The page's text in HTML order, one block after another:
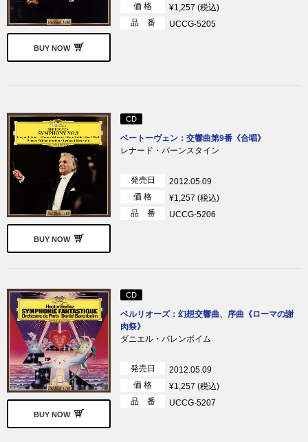
BUY NOW
価 格
¥1,257 (税込)
品 番
UCCG-5205
BUY NOW
CD
ベートーヴェン：交響曲第9番《合唱》
レナード・バーンスタイン
発売日
2012.05.09
価 格
¥1,257 (税込)
品 番
UCCG-5206
BUY NOW
CD
ベルリオーズ：幻想交響曲、序曲《ローマの謝
肉祭》
ダニエル・バレンボイム
発売日
2012.05.09
価 格
¥1,257 (税込)
品 番
UCCG-5207